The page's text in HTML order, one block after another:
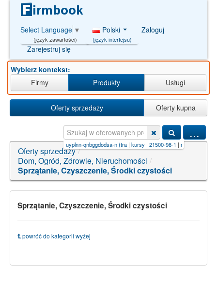
Select Language ▼
(język zawartości)
Polski
(język interfejsu)
Zaloguj
Zarejestruj się
Wybierz kontekst:
Firmy
Produkty Usługi
Oferty sprzedaży Oferty kupna
...
n pcjjkybauyplnn-qnbggdodsa-n (tra|kursy |21500-98-1|mxbppycitlqunv-
Oferty sprzedaży /
Dom, Ogród, Zdrowie, Nieruchomości /
Sprzątanie, Czyszczenie, Środki czystości
Sprzątanie, Czyszczenie, Środki czystości
powróć do kategorii wyżej